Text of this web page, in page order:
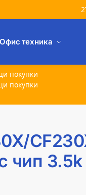
техника
покупки
покупки
чип 3.5k